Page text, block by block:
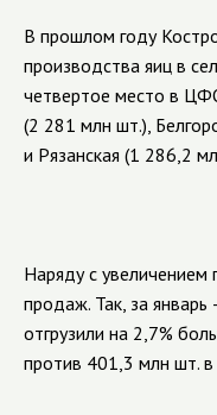
В прошлом году
производства яиц в
четвертое место в
(2 281 млн шт.),
и Рязанская (1 286,2
Наряду с увеличением
продаж. Так, за
отгрузили на 2,7%
против 401,3 млн шт. в